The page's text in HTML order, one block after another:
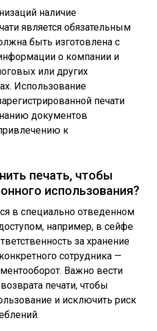
наличие
является обязательным
быть изготовлена с
о компании и
или других
Использование
печати
документов
к
печать, чтобы
использования?
в специально отведенном
например, в сейфе
за хранение
сотрудника —
Важно вести
печати, чтобы
и исключить риск